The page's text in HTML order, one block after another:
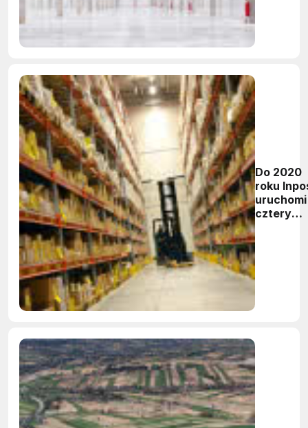
Do 2020
roku
uruchomi
cztery